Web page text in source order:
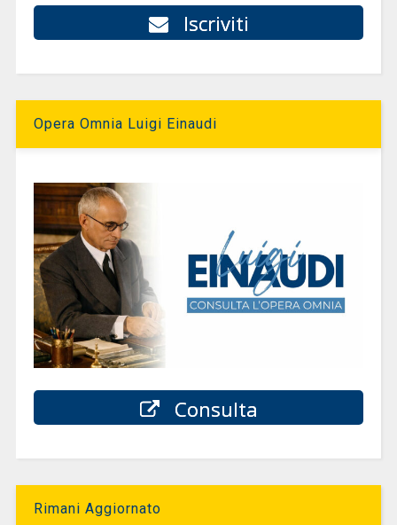
Iscriviti
Opera Omnia Luigi Einaudi
Consulta
Rimani Aggiornato